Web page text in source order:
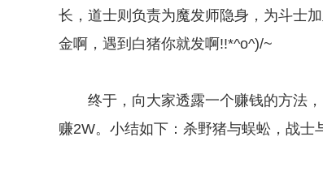
长，道士则负责为魔发师隐身，为斗士
金啊，遇到白猪你就发啊!!*^o^)/~
终于，向大家透露一个赚钱的方法，
赚2W。小结如下：杀野猪与蜈蚣，战